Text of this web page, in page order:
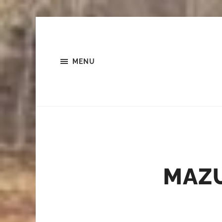
MENU